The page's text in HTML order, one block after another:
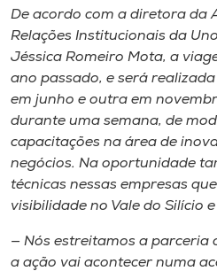
A-
De acordo com a diretora da
Relações Institucionais da
Jéssica Romeiro Mota, a
ano passado, e será
em junho e outra em
durante uma semana, de
capacitações na área de
negócios. Na oportunidade
técnicas nessas empresas
visibilidade no Vale do Silício
— Nós estreitamos a parceria
a ação vai acontecer numa